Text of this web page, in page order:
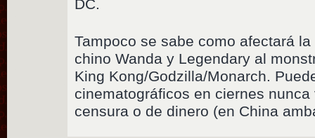
DC.
Tampoco se sabe como afectará
chino Wanda y Legendary al
King Kong/Godzilla/Monarch.
cinematográficos en ciernes
censura o de dinero (en China